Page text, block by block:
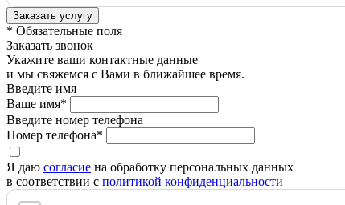
* Обязательные поля
Заказать звонок
Укажите ваши контактные данные
и мы свяжемся с Вами в ближайшее время.
Введите имя
Ваше имя*
Введите номер телефона
Номер телефона*
Я даю согласие на обработку персональных данных
в соответствии с политикой конфиденциальности